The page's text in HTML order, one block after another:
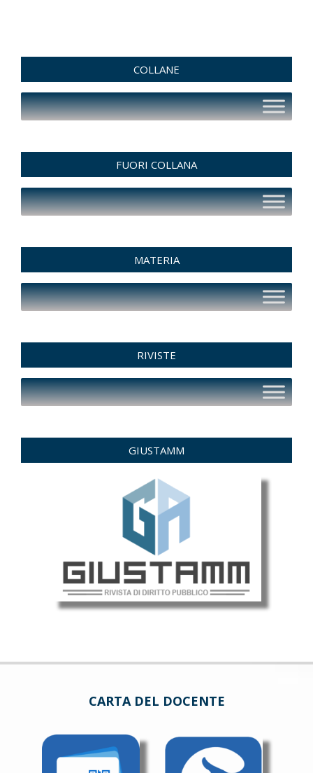
COLLANE
FUORI COLLANA
MATERIA
RIVISTE
GIUSTAMM
CARTA DEL DOCENTE